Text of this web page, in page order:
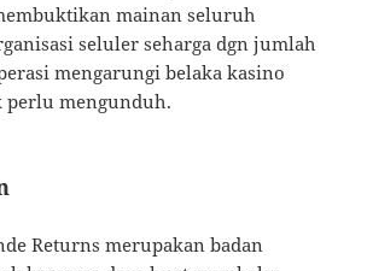
mainan seluruh
seluler seharga dgn jumlah
mengarungi belaka kasino
perlu mengunduh.
Returns merupakan badan